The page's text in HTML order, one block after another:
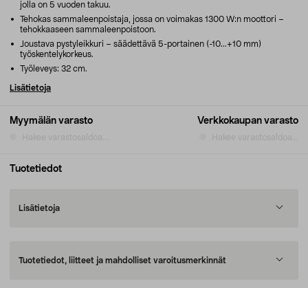
Myymälän varasto
Hakee varastosaldoa...
Verkkokaupan varasto
Hakee varastosaldoa...
jolla on 5 vuoden takuu.
Tehokas sammaleenpoistaja, jossa on voimakas 1300 W:n moottori –
tehokkaaseen sammaleenpoistoon.
Joustava pystyleikkuri – säädettävä 5-portainen (-10...+10 mm)
työskentelykorkeus.
Työleveys: 32 cm.
Lisätietoja
Tuotetiedot
Lisätietoja
Tuotetiedot, liitteet ja mahdolliset varoitusmerkinnät